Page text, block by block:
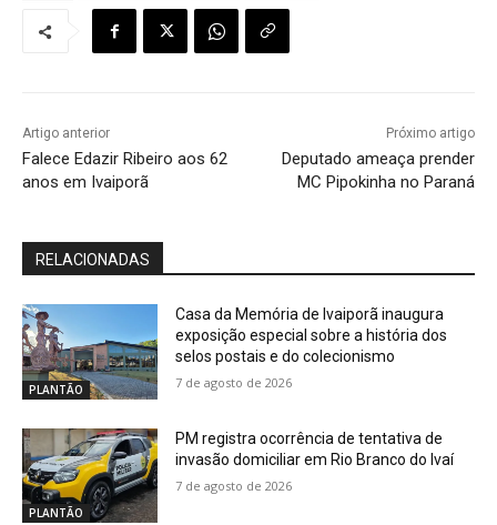
Artigo anterior
Falece Edazir Ribeiro aos 62
anos em Ivaiporã
Próximo artigo
Deputado ameaça prender
MC Pipokinha no Paraná
RELACIONADAS
PLANTÃO
Casa da Memória de Ivaiporã inaugura
exposição especial sobre a história dos
selos postais e do colecionismo
7 de agosto de 2026
PLANTÃO
PM registra ocorrência de tentativa de
invasão domiciliar em Rio Branco do Ivaí
7 de agosto de 2026